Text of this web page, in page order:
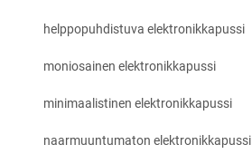
helppopuhdistuva elektronikkapussi
moniosainen elektronikkapussi
minimaalistinen elektronikkapussi
naarmuuntumaton elektronikkapussi